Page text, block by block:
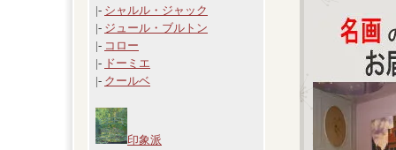
|- シャルル・ジャック
|- ジュール・ブルトン
|- コロー
|- ドーミエ
|- クールベ
印象派